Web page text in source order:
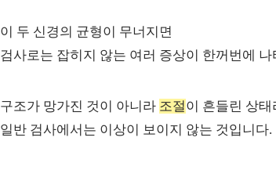
이 두 신경의 균형이 무너지면
검사로는 잡히지 않는 여러 증상이 한꺼번에 나
구조가 망가진 것이 아니라 조절 이 흔들린 상태
일반 검사에서는 이상이 보이지 않는 것입니다.